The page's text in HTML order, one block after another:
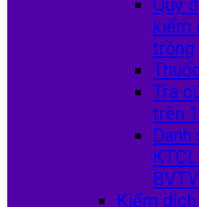
Quy
kiểm
trồng
Tra
trên
BVTV
Kiểm